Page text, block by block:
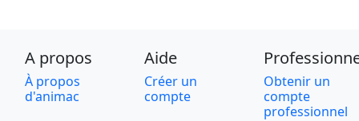
A propos Aide
À propos
d'animac
Créer un
compte
Obtenir un
compte
professionnel